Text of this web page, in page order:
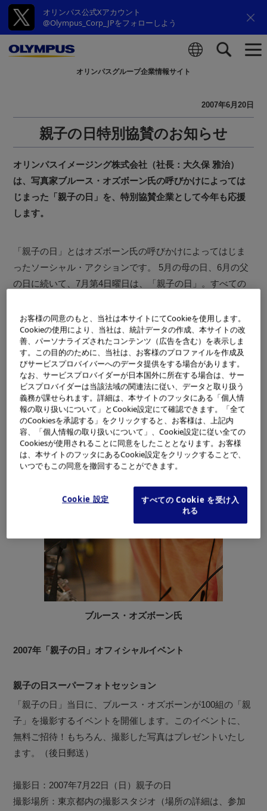
オリンパス公式Xアカウント
@Olympus_Corp_JPをフォローしよう
オリンパスグループ企業情報サイト
2007年6月20日
親子の日特別協賛のお知らせ
オリンパスイメージング株式会社（社長：大久保 雅治）
は、写真家ブルース・オズボーン氏の呼びかけによっては
じまった「親子の日」を、特別協賛企業として今年も応援
します。
「親子の日」とはオズボーン氏の呼びかけによってはじま
ったソーシャル・アクションです。 5月の母の日、6月の父
の日に続いて、7月第4日曜日は、「親子の日」。すべての
ボーン氏の提案にオリンパスは感銘を受 けました。オリン
パスがコーポレート・スローガンとして掲げる”Your Vision,
Our Future” とは「夢を創り、実現する力」。「親子の日」
を世界中に広げ、たくさんの親子の笑顔に出 会いたいとい
うオズボーン氏とその仲間達の夢を、オリンパスは応援し
ます。
ブルース・オズボーン氏
2007年「親子の日」オフィシャルイベント
親子の日スーパーフォトセッション
「親子の日」当日に、ブルース・オズボーンが100組の「親
子」を撮影するイベントを開催します。このイベントに、
無料ご招待！もちろん、撮影した写真はプレゼントいたし
ます。（後日郵送）
撮影日：2007年7月22日（日）親子の日
撮影場所：東京都内の撮影スタジオ（場所の詳細は、参加
お客様の同意のもと、当社は本サイトにてCookieを使用します。
Cookieの使用により、当社は、統計データの作成、本サイトの改
善、パーソナライズされたコンテンツ（広告を含む）を表示しま
す。この目的のために、当社は、お客様のプロファイルを作成及
びサービスプロバイバーへのデータ提供をする場合があります。
なお、サービスプロバイダーが日本国外に所在する場合は、サー
ビスプロバイダーは当該法域の関連法に従い、データと取り扱う
義務が課せられます。詳細は、本サイトのフッタにある「個人情
報の取り扱いについて」とCookie設定にて確認できます。「全て
のCookiesを承認する」をクリックすると、お客様は、上記内
容、「個人情報の取り扱いについて」、Cookie設定に従い全ての
Cookiesが使用されることに同意をしたこととなります。お客様
は、本サイトのフッタにあるCookie設定をクリックすることで、
いつでもこの同意を撤回することができます。
Cookie 設定
すべての Cookie を受け入
れる